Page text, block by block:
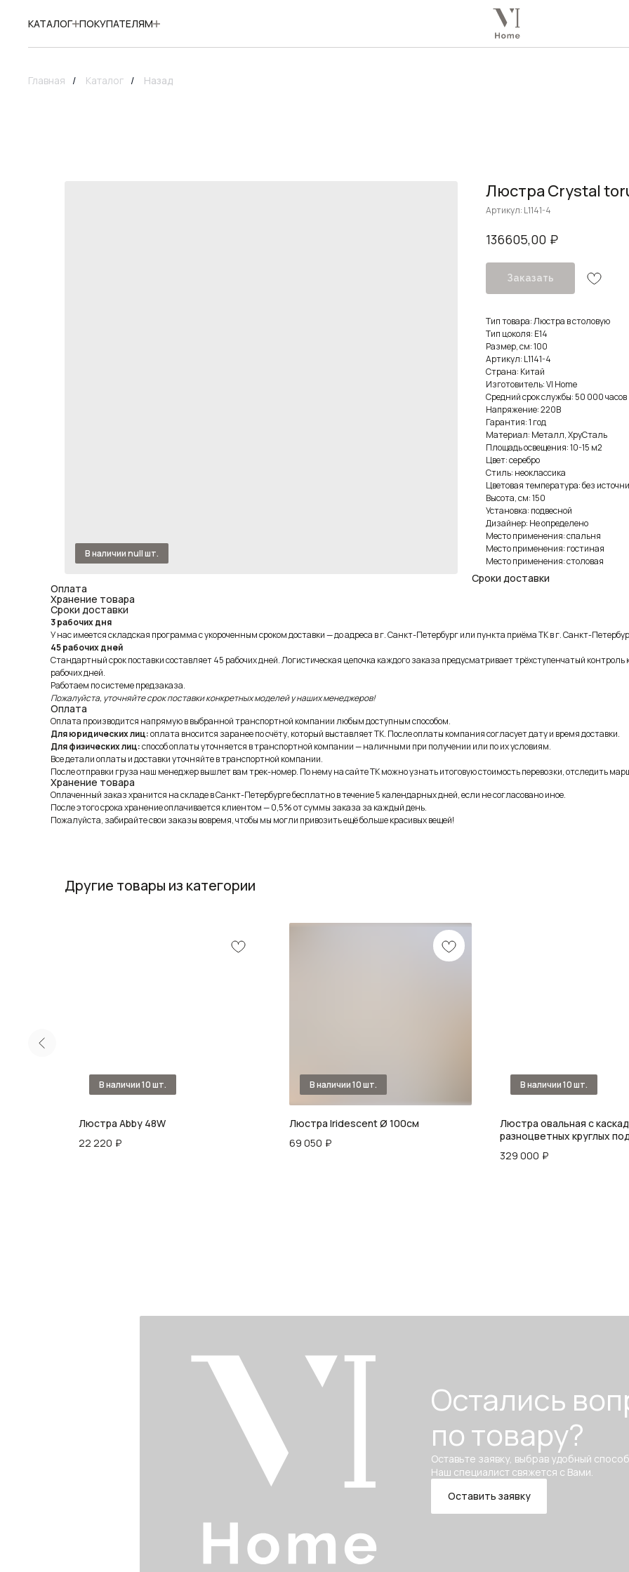
КАТАЛОГ ПОКУПАТЕЛЯМ
Главная / Каталог / Назад
Люстра Crystal
Артикул: L1141-4
136605,00 ₽
Заказать
Тип товара: Люстра в столовую
Тип цоколя: E14
Размер, см: 100
Артикул: L1141-4
Страна: Китай
Изготовитель: VI Home
Средний срок службы: 50 000 часов
Напряжение: 220В
Гарантия: 1 год
Материал: Металл, ХруСталь
Площадь освещения: 10-15 м2
Цвет: серебро
Стиль: неоклассика
Цветовая температура: без
Высота, см: 150
Установка: подвесной
Дизайнер: Не определено
Место применения: спальня
Место применения: гостиная
Место применения: столовая
Сроки доставки
Оплата
Хранение товара
Сроки доставки
3 рабочих дня
У нас имеется складская программа с укороченным сроком доставки — до адреса в г. Санкт-Петербург или пункта приёма ТК в г. Санкт-
45 рабочих дней
Стандартный срок поставки составляет 45 рабочих дней. Логистическая цепочка каждого заказа предусматривает трёхступенчатый
рабочих дней.
Работаем по системе предзаказа.
Пожалуйста, уточняйте срок поставки конкретных моделей у наших менеджеров!
Оплата
Оплата производится напрямую в выбранной транспортной компании любым доступным способом.
Для юридических лиц:оплата вносится заранее по счёту, который выставляет ТК. После оплаты компания согласует дату и время доставки.
Для физических лиц:способ оплаты уточняется в транспортной компании — наличными при получении или по их условиям.
Все детали оплаты и доставки уточняйте в транспортной компании.
После отправки груза наш менеджер вышлет вам трек-номер. По нему на сайте ТК можно узнать итоговую стоимость перевозки, отследить
Хранение товара
Оплаченный заказ хранится на складе в Санкт-Петербурге бесплатно в течение 5 календарных дней, если не согласовано иное.
После этого срока хранение оплачивается клиентом — 0,5% от суммы заказа за каждый день.
Пожалуйста, забирайте свои заказы вовремя, чтобы мы могли привозить ещё больше красивых вещей!
Другие товары из категории
Люстра Abby 48W
22 220 ₽
Люстра Iridescent Ø 100см
69 050 ₽
Люстра овальная с
разноцветных круглых
329 000 ₽
Остались
по товару?
Оставьте заявку, выбрав удобный
Наш специалист свяжется с Вами.
Оставить заявку